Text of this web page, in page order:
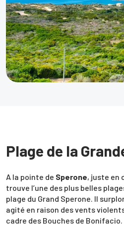
Plage de la
A la pointe de Sperone, juste en
trouve l’une des plus belles
plage du Grand Sperone. Il
agité en raison des vents
cadre des Bouches de Bonifacio.